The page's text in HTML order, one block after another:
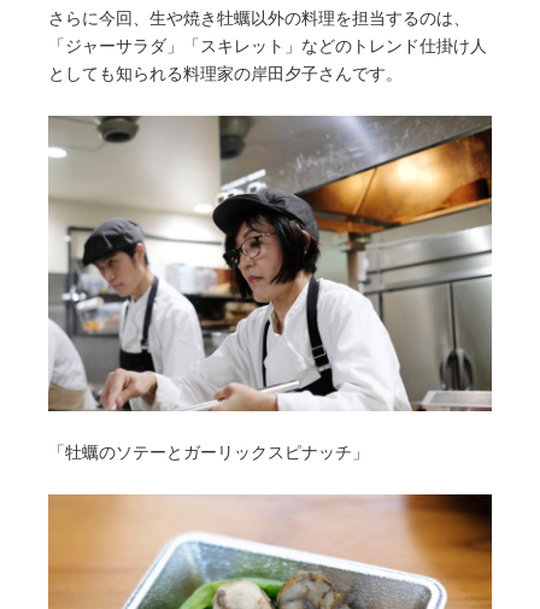
さらに今回、生や焼き牡蠣以外の料理を担当するのは、
「ジャーサラダ」「スキレット」などのトレンド仕掛け人
としても知られる料理家の岸田夕子さんです。
「牡蠣のソテーとガーリックスピナッチ」